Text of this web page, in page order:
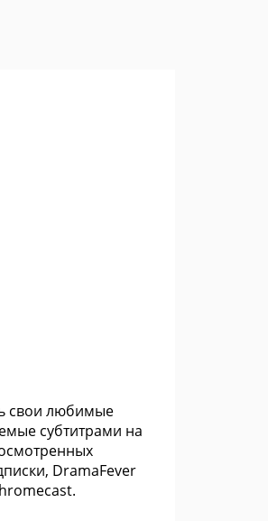
свои любимые
субтитрами на
DramaFever